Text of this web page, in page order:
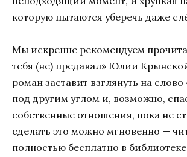
которую пытаются уберечь даже
Мы искренне рекомендуем
тебя (не) предавал» Юлии
роман заставит взглянуть на слово
под другим углом и, возможно,
собственные отношения, пока не
сделать это можно мгновенно —
полностью бесплатно в